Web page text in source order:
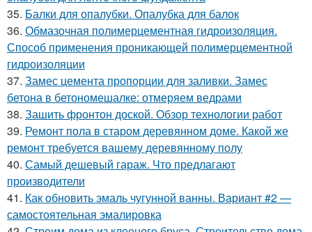
35. Балки для опалубки. Опалубка для балок
36. Обмазочная полимерцементная гидроизоляция.
Способ применения проникающей полимерцементной
гидроизоляции
37. Замес цемента пропорции для заливки. Замес
бетона в бетономешалке: отмеряем ведрами
38. Зашить фронтон доской. Обзор технологии работ
39. Ремонт пола в старом деревянном доме. Какой же
ремонт требуется вашему деревянному полу
40. Самый дешевый гараж. Что предлагают
производители
41. Как обновить эмаль чугунной ванны. Вариант #2 —
самостоятельная эмалировка